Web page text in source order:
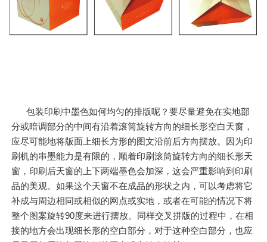
包装印刷中墨色如何均匀的排版呢？要尽量避免在实地部
分或暗调部分的中间有沿着滚筒旋转方向的细长形空白天窗，
应尽可能地将版面上细长方形的图文沿前后方向摆放。因为印
刷机的串墨能力是有限的，顺着印刷滚筒旋转方向的细长形天
窗，印刷后天窗的上下两端墨色会加深，这会严重影响到印刷
品的美观。如果这个天窗不在成品的形状之内，可以考虑将它
补成与周边相同或相似的网点或实地，或者在可能的情况下将
整个图案旋转90度来进行摆放。同样交叉拼版的过程中，在相
接的地方会出现细长形的空白部分，对于这种空白部分，也应